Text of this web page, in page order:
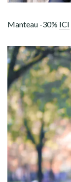
Manteau -30% ICI